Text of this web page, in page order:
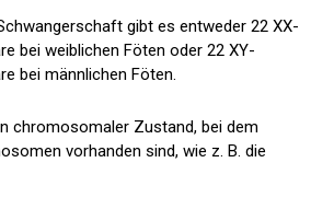
gibt es entweder 22 XX-
bei weiblichen Föten oder 22 XY-
bei männlichen Föten.
chromosomaler Zustand, bei dem
vorhanden sind, wie z. B. die